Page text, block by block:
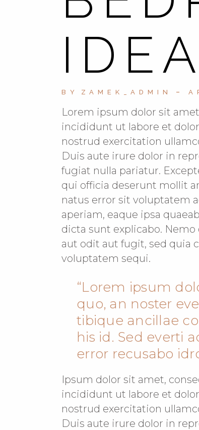
BY ZAMEK_ADMIN
Lorem ipsum dolor sit
incididunt ut labore et
nostrud exercitation
Duis aute irure dolor in
fugiat nulla pariatur.
qui officia deserunt mollit
natus error sit voluptatem
aperiam, eaque ipsa
dicta sunt explicabo.
aut odit aut fugit, sed quia
voluptatem sequi.
Lorem ipsum
quo, an noster
tibique ancillae
his id. Sed everti
error recusabo
Ipsum dolor sit amet,
incididunt ut labore et
nostrud exercitation
Duis aute irure dolor in